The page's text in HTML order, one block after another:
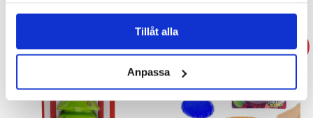
Tillåt alla
Anpassa
- 41% - 26%